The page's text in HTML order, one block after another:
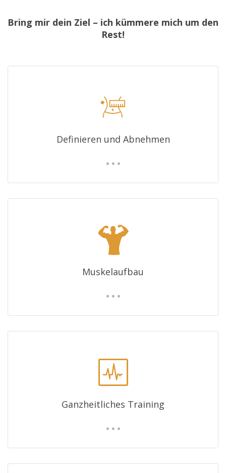
Bring mir dein Ziel – ich kümmere mich um den
Rest!
Definieren und Abnehmen
Muskelaufbau
Ganzheitliches Training